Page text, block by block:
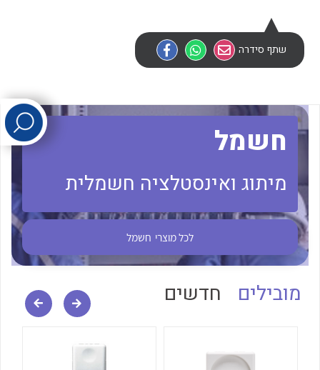
לכל מוצרי היצרן
לכל מוצרי היצרן לכל מוצרי היצרן
שתף סידרה
חשמל
מיתוג ואינסטלציה חשמלית
לכל מוצרי חשמל
מובילים חדשים